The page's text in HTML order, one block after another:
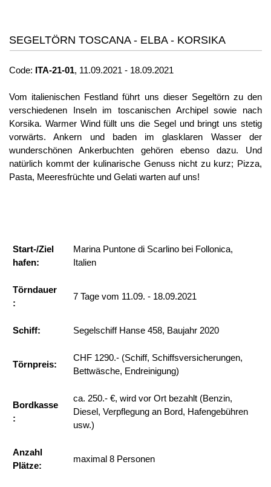
SEGELTÖRN TOSCANA - ELBA - KORSIKA
Code: ITA-21-01, 11.09.2021 - 18.09.2021
Vom italienischen Festland führt uns dieser Segeltörn zu den
verschiedenen Inseln im toscanischen Archipel sowie nach
Korsika. Warmer Wind füllt uns die Segel und bringt uns stetig
vorwärts. Ankern und baden im glasklaren Wasser der
wunderschönen Ankerbuchten gehören ebenso dazu. Und
natürlich kommt der kulinarische Genuss nicht zu kurz; Pizza,
Pasta, Meeresfrüchte und Gelati warten auf uns!
Start-/Ziel
hafen:
Marina Puntone di Scarlino bei Follonica,
Italien
Törndauer
:
7 Tage vom 11.09. - 18.09.2021
Schiff: ​Segelschiff Hanse 458, Baujahr 2020
Törnpreis:
CHF 1290.- (Schiff, Schiffsversicherungen,
Bettwäsche, Endreinigung)
Bordkasse
:
ca. 250.- €, wird vor Ort bezahlt (Benzin,
Diesel, Verpflegung an Bord, Hafengebühren
usw.)
Anzahl
Plätze:
maximal 8 Personen